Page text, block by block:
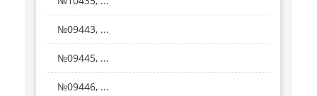
№09443, ...
№09445, ...
№09446, ...